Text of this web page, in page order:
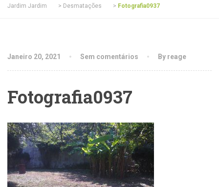
Jardim Jardim > Desmatações > Fotografia0937
Janeiro 20, 2021 Sem comentários By reage
Fotografia0937